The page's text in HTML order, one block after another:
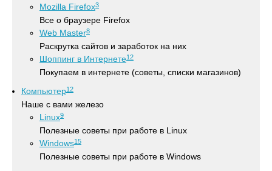
Mozilla Firefox3
Все о браузере Firefox
Web Master8
Раскрутка сайтов и заработок на них
Шоппинг в Интернете12
Покупаем в интернете (советы, списки магазинов)
Компьютер12
Наше с вами железо
Linux9
Полезные советы при работе в Linux
Windows15
Полезные советы при работе в Windows